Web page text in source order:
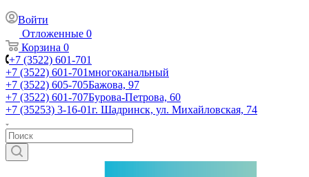
Войти
Отложенные 0
Корзина 0
+7 (3522) 601-701
+7 (3522) 601-701многоканальный
+7 (3522) 605-705Бажова, 97
+7 (3522) 601-707Бурова-Петрова, 60
+7 (35253) 3-16-01г. Шадринск, ул. Михайловская, 74